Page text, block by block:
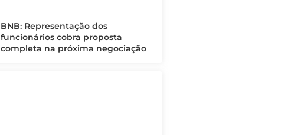
BNB: Representação dos
funcionários cobra proposta
completa na próxima negociação